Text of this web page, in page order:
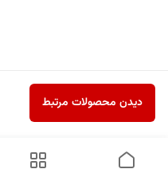
دیدن محصولات مرتبط